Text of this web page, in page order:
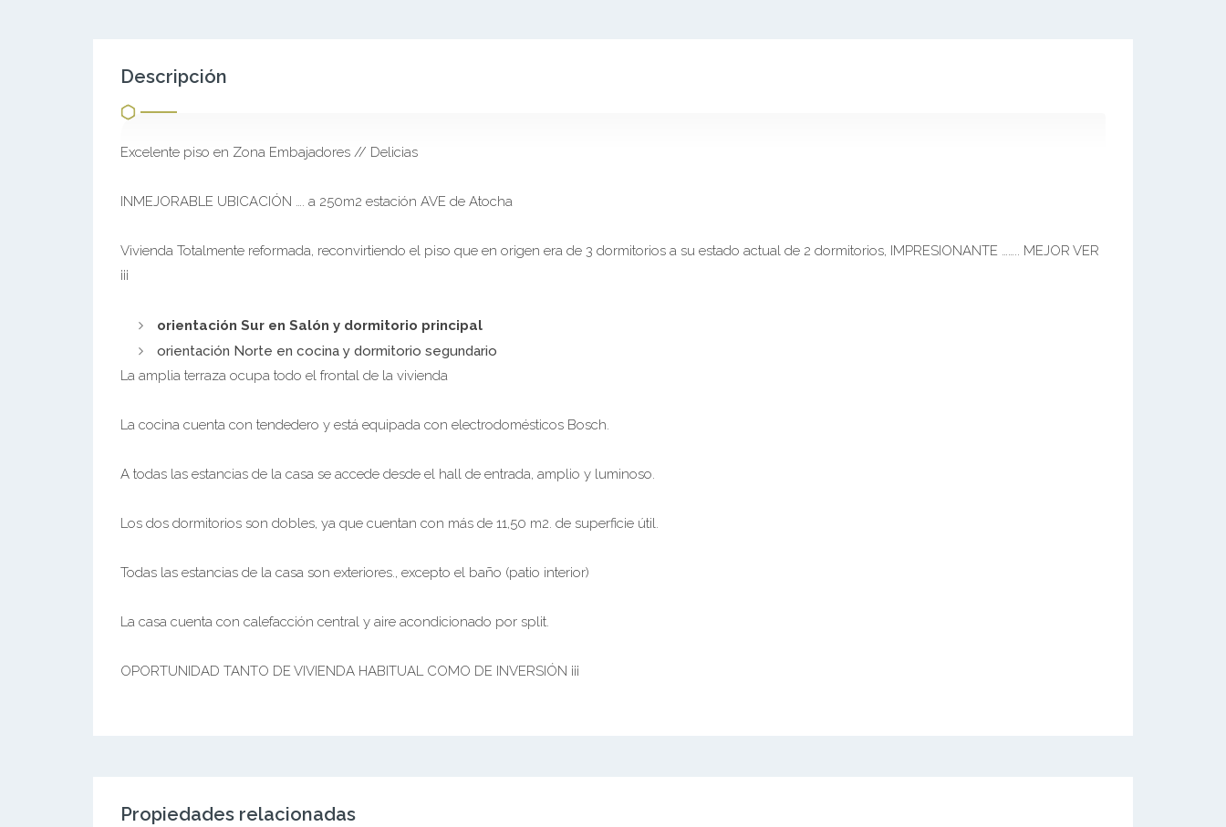
Descripción
Excelente piso en Zona Embajadores // Delicias
INMEJORABLE UBICACIÓN …. a 250m2 estación AVE de Atocha
Vivienda Totalmente reformada, reconvirtiendo el piso que en origen era de 3 dormitorios a su estado actual de 2 dormitorios, IMPRESIONANTE …….. MEJOR VER
¡¡¡
orientación Sur en Salón y dormitorio principal
orientación Norte en cocina y dormitorio segundario
La amplia terraza ocupa todo el frontal de la vivienda
La cocina cuenta con tendedero y está equipada con electrodomésticos Bosch.
A todas las estancias de la casa se accede desde el hall de entrada, amplio y luminoso.
Los dos dormitorios son dobles, ya que cuentan con más de 11,50 m2. de superficie útil.
Todas las estancias de la casa son exteriores., excepto el baño (patio interior)
La casa cuenta con calefacción central y aire acondicionado por split.
OPORTUNIDAD TANTO DE VIVIENDA HABITUAL COMO DE INVERSIÓN ¡¡¡
Propiedades relacionadas